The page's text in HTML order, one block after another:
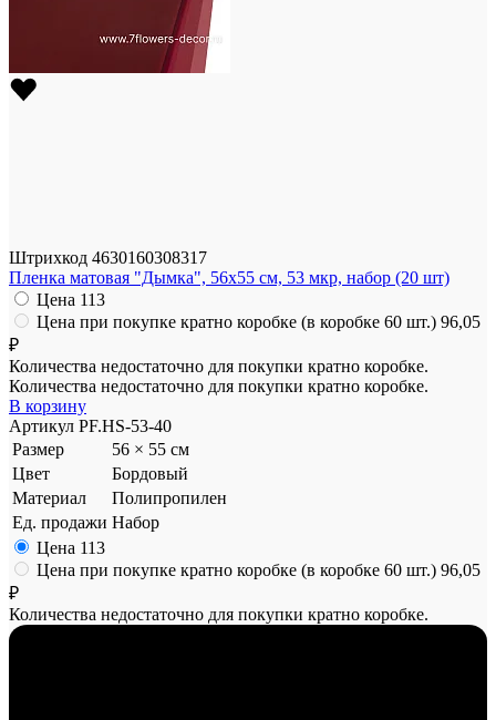
Штрихкод 4630160308317
Пленка матовая "Дымка", 56x55 см, 53 мкр, набор (20 шт)
Цена 113
Цена при покупке кратно коробке (в коробке 60 шт.) 96,05
₽
Количества недостаточно для покупки кратно коробке.
Количества недостаточно для покупки кратно коробке.
В корзину
Артикул PF.HS-53-40
Размер
56 × 55 см
Цвет
Бордовый
Материал
Полипропилен
Ед. продажи Набор
Цена 113
Цена при покупке кратно коробке (в коробке 60 шт.) 96,05
₽
Количества недостаточно для покупки кратно коробке.